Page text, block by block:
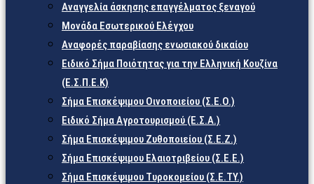
Αναγγελία άσκησης επαγγέλματος ξεναγού
Μονάδα Εσωτερικού Ελέγχου
Αναφορές παραβίασης ενωσιακού δικαίου
Ειδικό Σήμα Ποιότητας για την Ελληνική Κουζίνα
(Ε.Σ.Π.Ε.Κ)
Σήμα Επισκέψιμου Οινοποιείου (Σ.Ε.Ο.)
Ειδικό Σήμα Αγροτουρισμού (Ε.Σ.Α.)
Σήμα Επισκέψιμου Ζυθοποιείου (Σ.Ε.Ζ.)
Σήμα Επισκέψιμου Ελαιοτριβείου (Σ.Ε.Ε.)
Σήμα Επισκέψιμου Τυροκομείου (Σ.Ε.TY.)